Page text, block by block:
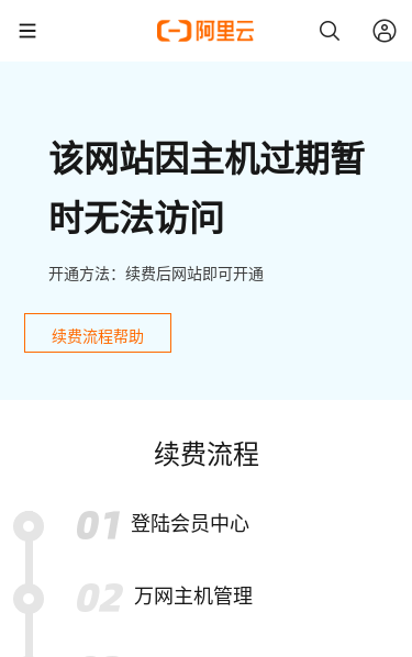
该网站因主机过期暂
时无法访问
开通方法：续费后网站即可开通
续费流程帮助
续费流程
登陆会员中心
万网主机管理